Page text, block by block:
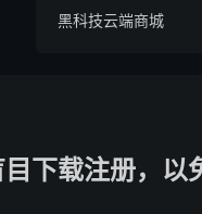
黑科技云端商城
下载注册，以